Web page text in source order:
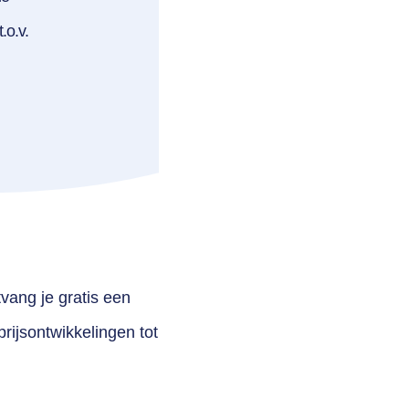
je gratis een
tot